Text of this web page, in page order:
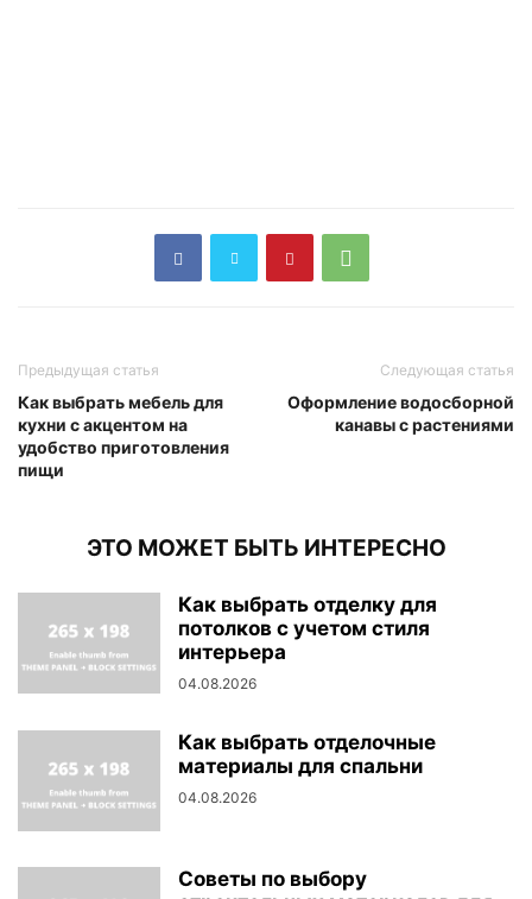
Предыдущая статья
Как выбрать мебель для
кухни с акцентом на
удобство приготовления
пищи
Следующая статья
Оформление водосборной
канавы с растениями
ЭТО МОЖЕТ БЫТЬ ИНТЕРЕСНО
Как выбрать отделку для
потолков с учетом стиля
интерьера
04.08.2026
Как выбрать отделочные
материалы для спальни
04.08.2026
Советы по выбору